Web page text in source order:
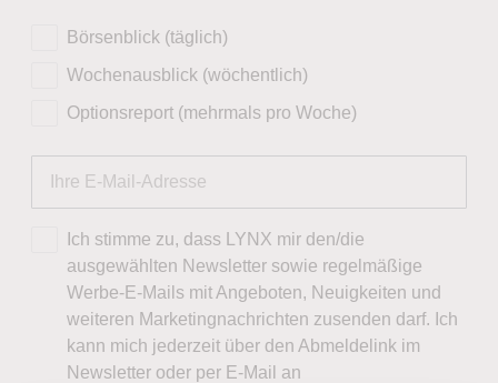
Börsenblick (täglich)
Wochenausblick (wöchentlich)
Optionsreport (mehrmals pro Woche)
Ich stimme zu, dass LYNX mir den/die
ausgewählten Newsletter sowie regelmäßige
Werbe-E-Mails mit Angeboten, Neuigkeiten und
weiteren Marketingnachrichten zusenden darf. Ich
kann mich jederzeit über den Abmeldelink im
Newsletter oder per E-Mail an